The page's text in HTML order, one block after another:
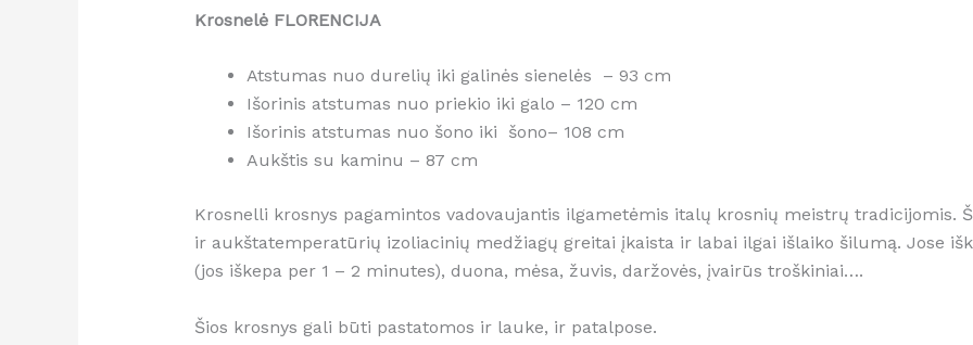
Krosnelė FLORENCIJA
Atstumas nuo durelių iki galinės sienelės – 93 cm
Išorinis atstumas nuo priekio iki galo – 120 cm
Išorinis atstumas nuo šono iki šono– 108 cm
Aukštis su kaminu – 87 cm
Krosnelli krosnys pagamintos vadovaujantis ilgametėmis italų krosnių meistrų tradicijomis.
ir aukštatemperatūrių izoliacinių medžiagų greitai įkaista ir labai ilgai išlaiko šilumą. Jose
(jos iškepa per 1 – 2 minutes), duona, mėsa, žuvis, daržovės, įvairūs troškiniai….
Šios krosnys gali būti pastatomos ir lauke, ir patalpose.